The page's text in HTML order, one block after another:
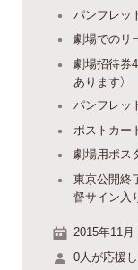
パンフレッ
劇場でのリ
劇場招待券
あります）
パンフレッ
ポストカー
劇場用ポス
東京公開終
督サイン入
2015年11月
0人が応援